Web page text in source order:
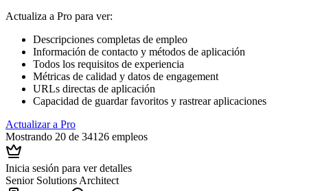
Actualiza a Pro para ver:
Descripciones completas de empleo
Información de contacto y métodos de aplicación
Todos los requisitos de experiencia
Métricas de calidad y datos de engagement
URLs directas de aplicación
Capacidad de guardar favoritos y rastrear aplicaciones
Actualizar a Pro
Mostrando 20 de 34126 empleos
Inicia sesión para ver detalles
Senior Solutions Architect